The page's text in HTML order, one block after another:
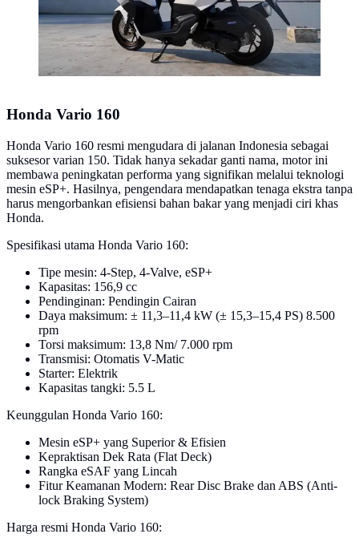
Honda Vario 160
Honda Vario 160 resmi mengudara di jalanan Indonesia sebagai
suksesor varian 150. Tidak hanya sekadar ganti nama, motor ini
membawa peningkatan performa yang signifikan melalui teknologi
mesin eSP+. Hasilnya, pengendara mendapatkan tenaga ekstra tanpa
harus mengorbankan efisiensi bahan bakar yang menjadi ciri khas
Honda.
Spesifikasi utama Honda Vario 160:
Tipe mesin: 4-Step, 4-Valve, eSP+
Kapasitas: 156,9 cc
Pendinginan: Pendingin Cairan
Daya maksimum: ± 11,3–11,4 kW (± 15,3–15,4 PS) 8.500
rpm
Torsi maksimum: 13,8 Nm/ 7.000 rpm
Transmisi: Otomatis V-Matic
Starter: Elektrik
Kapasitas tangki: 5.5 L
Keunggulan Honda Vario 160:
Mesin eSP+ yang Superior & Efisien
Kepraktisan Dek Rata (Flat Deck)
Rangka eSAF yang Lincah
Fitur Keamanan Modern: Rear Disc Brake dan ABS (Anti-
lock Braking System)
Harga resmi Honda Vario 160: